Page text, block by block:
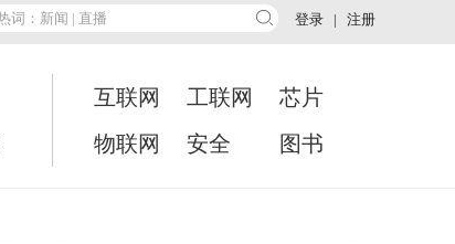
登录 | 注册
互联网 工联网
芯片
物联网
安全 图书